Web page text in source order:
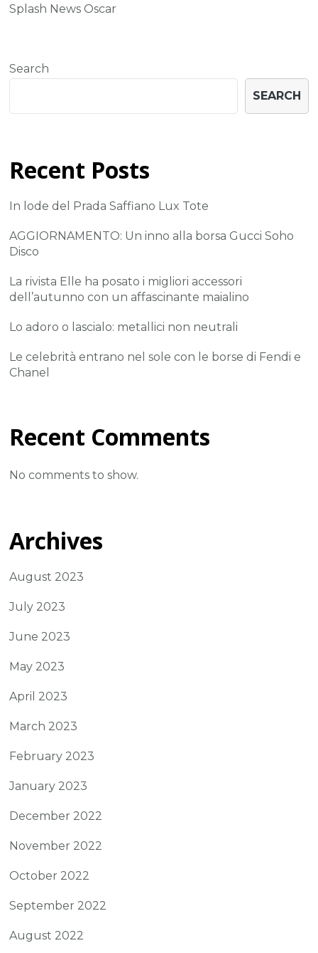
Splash News Oscar
Search
SEARCH
Recent Posts
In lode del Prada Saffiano Lux Tote
AGGIORNAMENTO: Un inno alla borsa Gucci Soho
Disco
La rivista Elle ha posato i migliori accessori
dell’autunno con un affascinante maialino
Lo adoro o lascialo: metallici non neutrali
Le celebrità entrano nel sole con le borse di Fendi e
Chanel
Recent Comments
No comments to show.
Archives
August 2023
July 2023
June 2023
May 2023
April 2023
March 2023
February 2023
January 2023
December 2022
November 2022
October 2022
September 2022
August 2022